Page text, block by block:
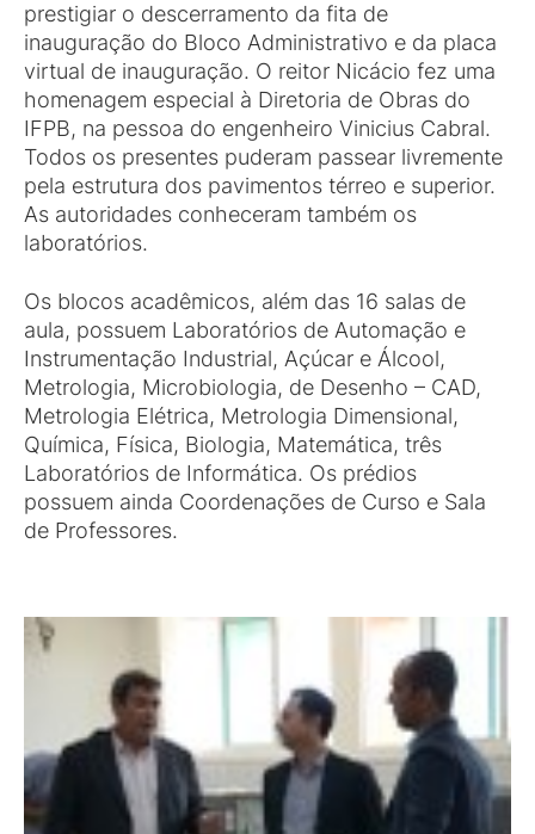
prestigiar o descerramento da fita de
inauguração do Bloco Administrativo e da placa
virtual de inauguração. O reitor Nicácio fez uma
homenagem especial à Diretoria de Obras do
IFPB, na pessoa do engenheiro Vinicius Cabral.
Todos os presentes puderam passear livremente
pela estrutura dos pavimentos térreo e superior.
As autoridades conheceram também os
laboratórios.
Os blocos acadêmicos, além das 16 salas de
aula, possuem Laboratórios de Automação e
Instrumentação Industrial, Açúcar e Álcool,
Metrologia, Microbiologia, de Desenho – CAD,
Metrologia Elétrica, Metrologia Dimensional,
Química, Física, Biologia, Matemática, três
Laboratórios de Informática. Os prédios
possuem ainda Coordenações de Curso e Sala
de Professores.